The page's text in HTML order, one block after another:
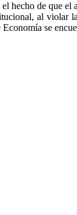
hecho de que
al violar
se